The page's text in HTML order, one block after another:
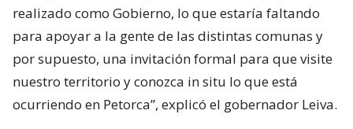
realizado como Gobierno, lo que estaría faltando
para apoyar a la gente de las distintas comunas y
por supuesto, una invitación formal para que visite
nuestro territorio y conozca in situ lo que está
ocurriendo en Petorca”, explicó el gobernador Leiva.